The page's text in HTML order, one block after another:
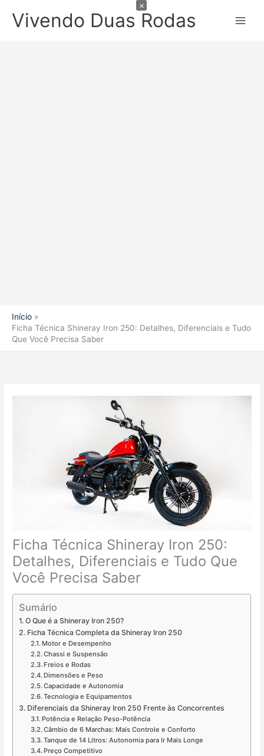
paraVivendo Duas Rodas
Início
Ficha Técnica Shineray Iron 250: Detalhes, Diferenciais e Tudo
Que Você Precisa Saber
Ficha Técnica Shineray Iron 250:
Detalhes, Diferenciais e Tudo Que
Você Precisa Saber
Sumário
O Que é a Shineray Iron 250?
Ficha Técnica Completa da Shineray Iron 250
Motor e Desempenho
Chassi e Suspensão
Freios e Rodas
Dimensões e Peso
Capacidade e Autonomia
Tecnologia e Equipamentos
Diferenciais da Shineray Iron 250 Frente às Concorrentes
Potência e Relação Peso-Potência
Câmbio de 6 Marchas: Mais Controle e Conforto
Tanque de 14 Litros: Autonomia para Ir Mais Longe
Preço Competitivo
×